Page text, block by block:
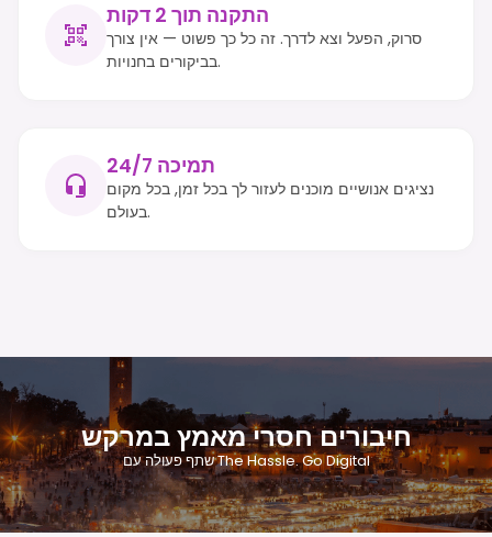
התקנה תוך 2 דקות
סרוק, הפעל וצא לדרך. זה כל כך פשוט — אין צורך
בביקורים בחנויות.
תמיכה 24/7
נציגים אנושיים מוכנים לעזור לך בכל זמן, בכל מקום
בעולם.
חיבורים חסרי מאמץ במרקש
שתף פעולה עם The Hassle. Go Digital